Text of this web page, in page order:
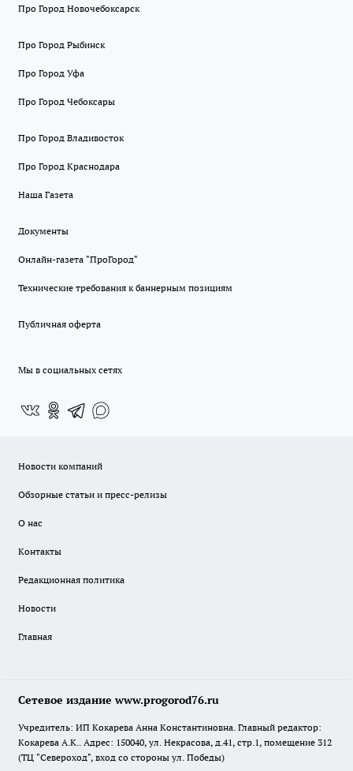
Про Город Новочебоксарск
Про Город Рыбинск
Про Город Уфа
Про Город Чебоксары
Про Город Владивосток
Про Город Краснодара
Наша Газета
Документы
Онлайн-газета "ПроГород"
Технические требования к баннерным позициям
Публичная оферта
Мы в социальных сетях
Новости компаний
Обзорные статьи и пресс-релизы
О нас
Контакты
Редакционная политика
Новости
Главная
Сетевое издание www.progorod76.ru
Учредитель: ИП Кокарева Анна Константиновна. Главный редактор:
Кокарева А.К.. Адрес: 150040, ул. Некрасова, д.41, стр.1, помещение 312
(ТЦ "Североход", вход со стороны ул. Победы)